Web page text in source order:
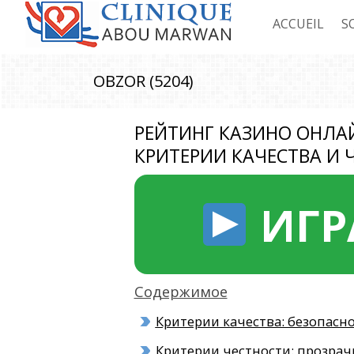
ACCUEIL
OBZOR (5204)
РЕЙТИНГ КАЗИНО
КРИТЕРИИ КАЧЕСТВА И
Содержимое
Критерии качества: